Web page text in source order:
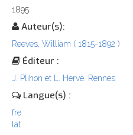
1895
Auteur(s):
Reeves, William ( 1815-1892 )
Éditeur :
J. Plihon et L. Hervé. Rennes
Langue(s) :
fre
lat